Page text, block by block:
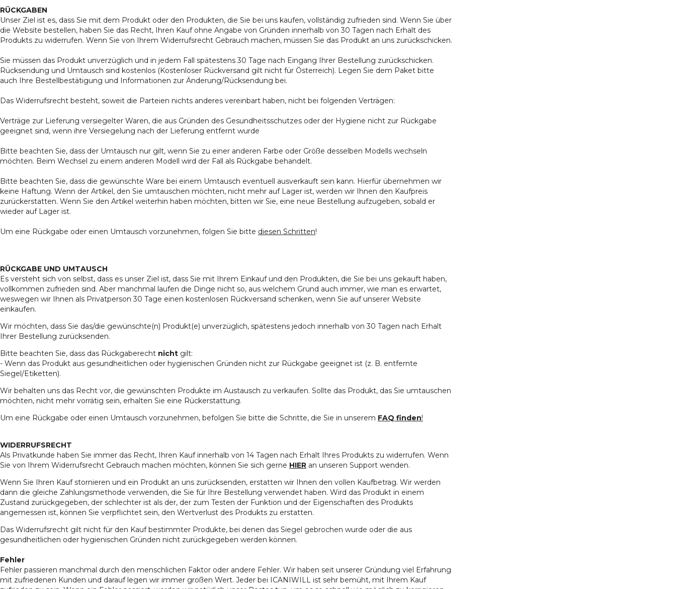
RÜCKGABEN
Unser Ziel ist es, dass Sie mit dem Produkt oder den Produkten, die Sie bei uns kaufen, vollständig zufrieden sind. Wenn Sie über
die Website bestellen, haben Sie das Recht, Ihren Kauf ohne Angabe von Gründen innerhalb von 30 Tagen nach Erhalt des
Produkts zu widerrufen. Wenn Sie von Ihrem Widerrufsrecht Gebrauch machen, müssen Sie das Produkt an uns zurückschicken.
Sie müssen das Produkt unverzüglich und in jedem Fall spätestens 30 Tage nach Eingang Ihrer Bestellung zurückschicken.
Rücksendung und Umtausch sind kostenlos (Kostenloser Rückversand gilt nicht für Österreich). Legen Sie dem Paket bitte
auch Ihre Bestellbestätigung und Informationen zur Änderung/Rücksendung bei.
Das Widerrufsrecht besteht, soweit die Parteien nichts anderes vereinbart haben, nicht bei folgenden Verträgen:
Verträge zur Lieferung versiegelter Waren, die aus Gründen des Gesundheitsschutzes oder der Hygiene nicht zur Rückgabe
geeignet sind, wenn ihre Versiegelung nach der Lieferung entfernt wurde
Bitte beachten Sie, dass der Umtausch nur gilt, wenn Sie zu einer anderen Farbe oder Größe desselben Modells wechseln
möchten. Beim Wechsel zu einem anderen Modell wird der Fall als Rückgabe behandelt.
Bitte beachten Sie, dass die gewünschte Ware bei einem Umtausch eventuell ausverkauft sein kann. Hierfür übernehmen wir
keine Haftung. Wenn der Artikel, den Sie umtauschen möchten, nicht mehr auf Lager ist, werden wir Ihnen den Kaufpreis
zurückerstatten. Wenn Sie den Artikel weiterhin haben möchten, bitten wir Sie, eine neue Bestellung aufzugeben, sobald er
wieder auf Lager ist.
Um eine Rückgabe oder einen Umtausch vorzunehmen, folgen Sie bitte diesen Schritten!
RÜCKGABE UND UMTAUSCH
Es versteht sich von selbst, dass es unser Ziel ist, dass Sie mit Ihrem Einkauf und den Produkten, die Sie bei uns gekauft haben,
vollkommen zufrieden sind. Aber manchmal laufen die Dinge nicht so, aus welchem Grund auch immer, wie man es erwartet,
weswegen wir Ihnen als Privatperson 30 Tage einen kostenlosen Rückversand schenken, wenn Sie auf unserer Website
einkaufen.
Wir möchten, dass Sie das/die gewünschte(n) Produkt(e) unverzüglich, spätestens jedoch innerhalb von 30 Tagen nach Erhalt
Ihrer Bestellung zurücksenden.
Bitte beachten Sie, dass das Rückgaberecht nicht gilt:
- Wenn das Produkt aus gesundheitlichen oder hygienischen Gründen nicht zur Rückgabe geeignet ist (z. B. entfernte
Siegel/Etiketten).
Wir behalten uns das Recht vor, die gewünschten Produkte im Austausch zu verkaufen. Sollte das Produkt, das Sie umtauschen
möchten, nicht mehr vorrätig sein, erhalten Sie eine Rückerstattung.
Um eine Rückgabe oder einen Umtausch vorzunehmen, befolgen Sie bitte die Schritte, die Sie in unserem FAQ finden!
WIDERRUFSRECHT
Als Privatkunde haben Sie immer das Recht, Ihren Kauf innerhalb von 14 Tagen nach Erhalt Ihres Produkts zu widerrufen. Wenn
Sie von Ihrem Widerrufsrecht Gebrauch machen möchten, können Sie sich gerne HIER an unseren Support wenden.
Wenn Sie Ihren Kauf stornieren und ein Produkt an uns zurücksenden, erstatten wir Ihnen den vollen Kaufbetrag. Wir werden
dann die gleiche Zahlungsmethode verwenden, die Sie für Ihre Bestellung verwendet haben. Wird das Produkt in einem
Zustand zurückgegeben, der schlechter ist als der, der zum Testen der Funktion und der Eigenschaften des Produkts
angemessen ist, können Sie verpflichtet sein, den Wertverlust des Produkts zu erstatten.
Das Widerrufsrecht gilt nicht für den Kauf bestimmter Produkte, bei denen das Siegel gebrochen wurde oder die aus
gesundheitlichen oder hygienischen Gründen nicht zurückgegeben werden können.
Fehler
Fehler passieren manchmal durch den menschlichen Faktor oder andere Fehler. Wir haben seit unserer Gründung viel Erfahrung
mit zufriedenen Kunden und darauf legen wir immer großen Wert. Jeder bei ICANIWILL ist sehr bemüht, mit Ihrem Kauf